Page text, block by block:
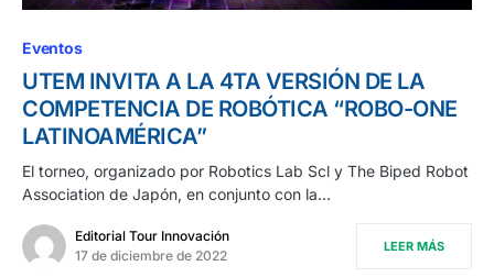
Eventos
UTEM INVITA A LA 4TA VERSIÓN DE LA
COMPETENCIA DE ROBÓTICA “ROBO-ONE
LATINOAMÉRICA”
El torneo, organizado por Robotics Lab Scl y The Biped Robot
Association de Japón, en conjunto con la…
Editorial Tour Innovación
17 de diciembre de 2022
LEER MÁS